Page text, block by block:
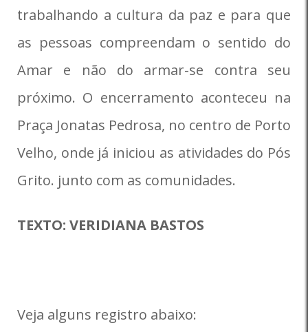
trabalhando a cultura da paz e para que
as pessoas compreendam o sentido do
Amar e não do armar-se contra seu
próximo. O encerramento aconteceu na
Praça Jonatas Pedrosa, no centro de Porto
Velho, onde já iniciou as atividades do Pós
Grito. junto com as comunidades.
TEXTO: VERIDIANA BASTOS
Veja alguns registro abaixo: